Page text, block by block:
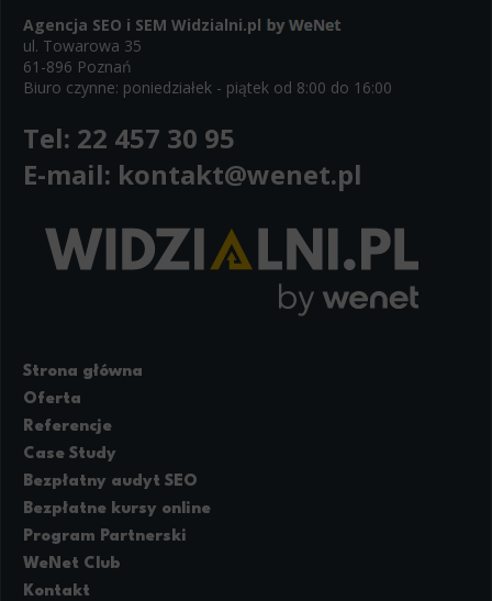
Agencja SEO i SEM Widzialni.pl
ul. Towarowa 35
61-896 Poznań
Biuro czynne: poniedziałek - piątek od 8:00 do 16:00
Tel: 22 457 30 95
E-mail: kontakt@wenet.pl
Strona główna
Oferta
Referencje
Case Study
Bezpłatny audyt SEO
Bezpłatne kursy online
Program Partnerski
WeNet Club
Kontakt